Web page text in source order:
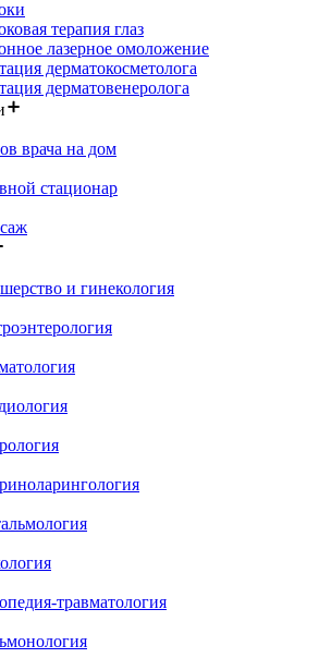
терапия глаз
лазерное омоложение
дерматокосметолога
дерматовенеролога
врача на дом
стационар
и гинекология
травматология